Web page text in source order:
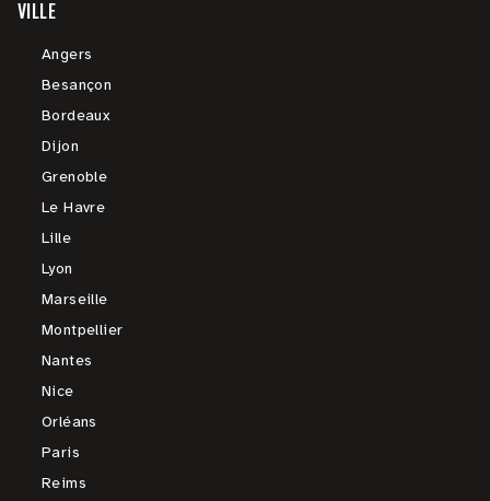
VILLE
Angers
Besançon
Bordeaux
Dijon
Grenoble
Le Havre
Lille
Lyon
Marseille
Montpellier
Nantes
Nice
Orléans
Paris
Reims